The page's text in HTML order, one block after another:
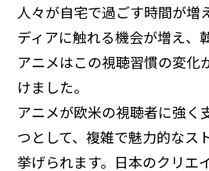
人々が自宅で過ごす時間が増
ディアに触れる機会が増え、
アニメはこの視聴習慣の変化
けました。
アニメが欧米の視聴者に強く
つとして、複雑で魅力的なス
挙げられます。日本のクリエ